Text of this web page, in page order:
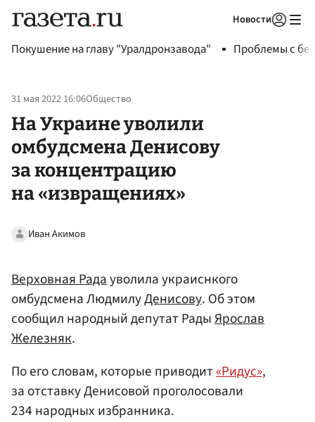
Новости
Покушение на главу "Уралдронзавода" Проблемы с
31 мая 2022 16:06Общество
На Украине уволили
омбудсмена Денисову
за концентрацию
на «извращениях»
Иван Акимов
Верховная Радауволила украиснкого
омбудсмена ЛюдмилуДенисову. Об этом
сообщил народный депутат РадыЯрослав
Железняк.
По его словам, которые приводит«Ридус»,
за отставку Денисовой проголосовали
234 народных избранника.